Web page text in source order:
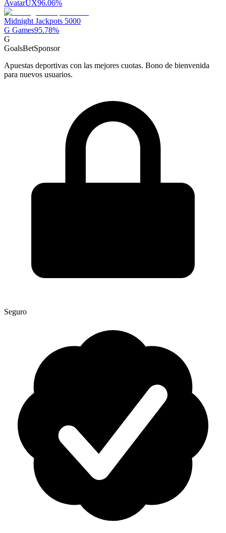
AvatarUX96.06%
Midnight Jackpots 5000
G Games95.78%
G
GoalsBetSponsor
Apuestas deportivas con las mejores cuotas. Bono de bienvenida
para nuevos usuarios.
Seguro